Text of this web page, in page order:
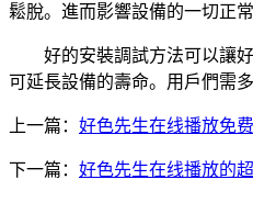
鬆脫。進而影響設備的一切正常
好的安裝調試方法可以讓好
可延長設備的壽命。用戶們需多
上一篇： 好色先生在线播放免
下一篇： 好色先生在线播放的